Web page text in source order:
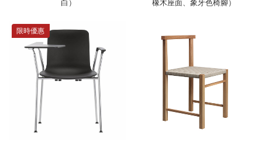
白）
橡木座面、象牙色椅腳）
限時優惠